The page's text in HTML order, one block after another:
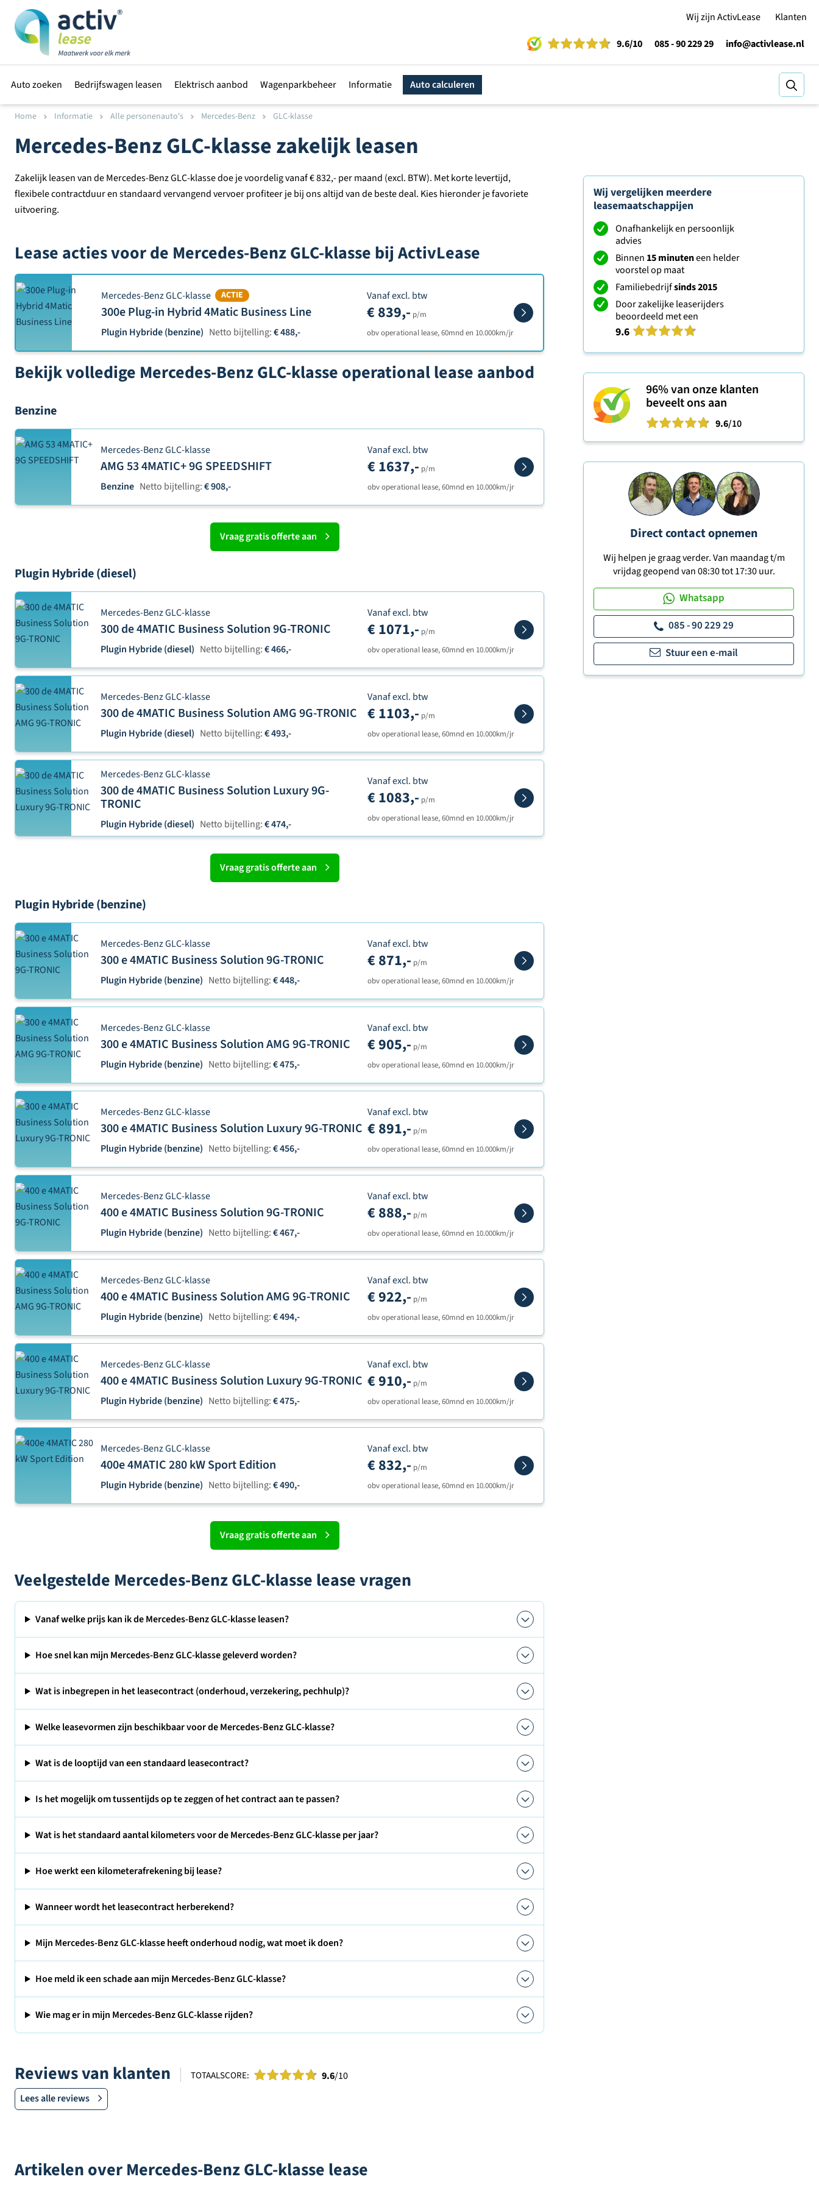
Wij zijn ActivLease
Klanten
9.6/10 085 - 90 229 29 info@activlease.nl
Auto zoeken Bedrijfswagen leasen Elektrisch aanbod Wagenparkbeheer Informatie Auto calculeren
Home Informatie Alle personenauto's Mercedes-Benz GLC-klasse
Mercedes-Benz GLC-klasse zakelijk leasen
Zakelijk leasen van de Mercedes-Benz GLC-klasse doe je voordelig vanaf € 832,- per maand (excl. BTW). Met korte levertijd,
flexibele contractduur en standaard vervangend vervoer profiteer je bij ons altijd van de beste deal. Kies hieronder je favoriete
uitvoering.
Lease acties voor de Mercedes-Benz GLC-klasse bij ActivLease
Mercedes-Benz GLC-klasse ACTIE
300e Plug-in Hybrid 4Matic Business Line
Plugin Hybride (benzine) Netto bijtelling:€ 488,-
Vanaf excl. btw
€ 839,- p/m
obv operational lease, 60mnd en 10.000km/jr
Bekijk volledige Mercedes-Benz GLC-klasse operational lease aanbod
Benzine
Mercedes-Benz GLC-klasse
AMG 53 4MATIC+ 9G SPEEDSHIFT
Benzine Netto bijtelling:€ 908,-
Vanaf excl. btw
€ 1637,- p/m
obv operational lease, 60mnd en 10.000km/jr
Vraag gratis offerte aan
Plugin Hybride (diesel)
Mercedes-Benz GLC-klasse
300 de 4MATIC Business Solution 9G-TRONIC
Plugin Hybride (diesel) Netto bijtelling:€ 466,-
Vanaf excl. btw
€ 1071,- p/m
obv operational lease, 60mnd en 10.000km/jr
Mercedes-Benz GLC-klasse
300 de 4MATIC Business Solution AMG 9G-TRONIC
Plugin Hybride (diesel) Netto bijtelling:€ 493,-
Vanaf excl. btw
€ 1103,- p/m
obv operational lease, 60mnd en 10.000km/jr
Mercedes-Benz GLC-klasse
300 de 4MATIC Business Solution Luxury 9G-
TRONIC
Plugin Hybride (diesel) Netto bijtelling:€ 474,-
Vanaf excl. btw
€ 1083,- p/m
obv operational lease, 60mnd en 10.000km/jr
Vraag gratis offerte aan
Plugin Hybride (benzine)
Mercedes-Benz GLC-klasse
300 e 4MATIC Business Solution 9G-TRONIC
Plugin Hybride (benzine) Netto bijtelling:€ 448,-
Vanaf excl. btw
€ 871,- p/m
obv operational lease, 60mnd en 10.000km/jr
Mercedes-Benz GLC-klasse
300 e 4MATIC Business Solution AMG 9G-TRONIC
Plugin Hybride (benzine) Netto bijtelling:€ 475,-
Vanaf excl. btw
€ 905,- p/m
obv operational lease, 60mnd en 10.000km/jr
Mercedes-Benz GLC-klasse
300 e 4MATIC Business Solution Luxury 9G-TRONIC
Plugin Hybride (benzine) Netto bijtelling:€ 456,-
Vanaf excl. btw
€ 891,- p/m
obv operational lease, 60mnd en 10.000km/jr
Mercedes-Benz GLC-klasse
400 e 4MATIC Business Solution 9G-TRONIC
Plugin Hybride (benzine) Netto bijtelling:€ 467,-
Vanaf excl. btw
€ 888,- p/m
obv operational lease, 60mnd en 10.000km/jr
Mercedes-Benz GLC-klasse
400 e 4MATIC Business Solution AMG 9G-TRONIC
Plugin Hybride (benzine) Netto bijtelling:€ 494,-
Vanaf excl. btw
€ 922,- p/m
obv operational lease, 60mnd en 10.000km/jr
Mercedes-Benz GLC-klasse
400 e 4MATIC Business Solution Luxury 9G-TRONIC
Plugin Hybride (benzine) Netto bijtelling:€ 475,-
Vanaf excl. btw
€ 910,- p/m
obv operational lease, 60mnd en 10.000km/jr
Mercedes-Benz GLC-klasse
400e 4MATIC 280 kW Sport Edition
Plugin Hybride (benzine) Netto bijtelling:€ 490,-
Vanaf excl. btw
€ 832,- p/m
obv operational lease, 60mnd en 10.000km/jr
Vraag gratis offerte aan
Veelgestelde Mercedes-Benz GLC-klasse lease vragen
Vanaf welke prijs kan ik de Mercedes-Benz GLC-klasse leasen?
Hoe snel kan mijn Mercedes-Benz GLC-klasse geleverd worden?
Wat is inbegrepen in het leasecontract (onderhoud, verzekering, pechhulp)?
Welke leasevormen zijn beschikbaar voor de Mercedes-Benz GLC-klasse?
Wat is de looptijd van een standaard leasecontract?
Is het mogelijk om tussentijds op te zeggen of het contract aan te passen?
Wat is het standaard aantal kilometers voor de Mercedes-Benz GLC-klasse per jaar?
Hoe werkt een kilometerafrekening bij lease?
Wanneer wordt het leasecontract herberekend?
Mijn Mercedes-Benz GLC-klasse heeft onderhoud nodig, wat moet ik doen?
Hoe meld ik een schade aan mijn Mercedes-Benz GLC-klasse?
Wie mag er in mijn Mercedes-Benz GLC-klasse rijden?
Reviews van klanten TOTAALSCORE: 9.6/10
Lees alle reviews
Artikelen over Mercedes-Benz GLC-klasse lease
Wij vergelijken meerdere
leasemaatschappijen
Onafhankelijk en persoonlijk
advies
Binnen 15 minuteneen helder
voorstel op maat
Familiebedrijfsinds 2015
Door zakelijke leaserijders
beoordeeld met een
9.6
96%van onze klanten
beveelt ons aan
9.6/10
Direct contact opnemen
Wij helpen je graag verder. Van maandag t/m
vrijdag geopend van 08:30 tot 17:30 uur.
Whatsapp
085 - 90 229 29
Stuur een e-mail